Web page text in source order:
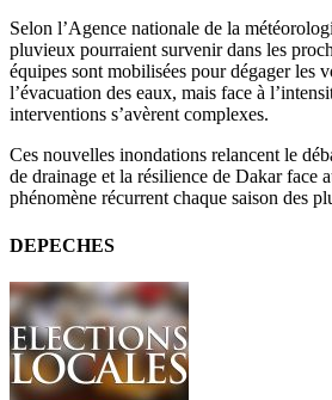
Selon l’Agence nationale de la
pluvieux pourraient survenir dans les
équipes sont mobilisées pour dégager les
l’évacuation des eaux, mais face à
interventions s’avèrent complexes.
Ces nouvelles inondations relancent le
de drainage et la résilience de Dakar face
phénomène récurrent chaque saison des
DEPECHES